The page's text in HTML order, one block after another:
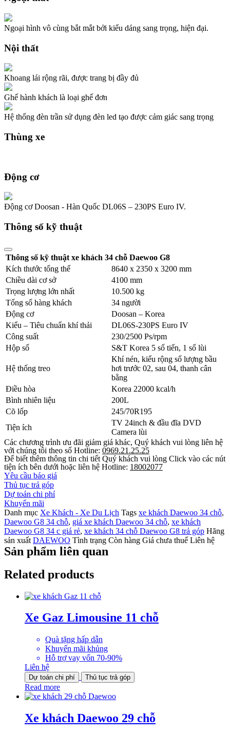
Ngoại hình vô cùng bắt mắt bởi kiểu dáng sang trọng, hiện đại.
Nội thất
Khoang lái rộng rãi, được trang bị đầy đủ
Ghế hành khách là loại ghế đơn
Hệ thống đèn trần sử dụng đèn led tạo được cảm giác sang trọng
Thùng xe
Động cơ
Động cơ Doosan - Hàn Quốc DL06S – 230PS Euro IV.
Thông số kỹ thuật
Thông số kỹ thuật xe khách 34 chỗ Daewoo G8
Kích thước tổng thể
8640 x 2350 x 3200 mm
Chiều dài cơ sở
4100 mm
Trọng lượng lớn nhất
10.500 kg
Tổng số hàng khách
34 người
Động cơ
Doosan – Korea
Kiểu – Tiêu chuẩn khí thải
DL06S-230PS Euro IV
Công suất
230/2500 Ps/rpm
Hộp số
S&T Korea 5 số tiến, 1 số lùi
Hệ thống treo
Khí nén, kiểu rộng số lượng bầu
hơi trước 02, sau 04, thanh cân
bằng
Điều hòa
Korea 22000 kcal/h
Bình nhiên liệu
200L
Cõ lốp
245/70R195
Tiện ích
TV 24inch & đầu đĩa DVD
Camera lùi
Các chương trình ưu đãi giảm giá khác, Quý khách vui lòng liên hệ
với chúng tôi theo số Hotline: 0969.21.25.25
Để biết thêm thông tin chi tiết Quý khách vui lòng Click vào các nút
tiện ích bên dưới hoặc liên hệ Hotline: 18002077
Yêu cầu báo giá
Thủ tục trả góp
Dự toán chi phí
Khuyến mãi
Danh mục Xe Khách - Xe Du Lịch Tags xe khách Daewoo 34 chỗ,
Daewoo G8 34 chỗ, giá xe khách Daewoo 34 chỗ, xe khách
Daewoo G8 34 c giá rẻ, xe khách 34 chỗ Daewoo G8 trả góp Hãng
sản xuất DAEWOO Tình trạng Còn hàng Giá chưa thuế Liên hệ
Sản phẩm liên quan
Related products
Xe Gaz Limousine 11 chỗ
Quà tặng hấp dẫn
Khuyến mãi khủng
Hỗ trợ vay vốn 70-90%
Liên hệ
Dự toán chi phí Thủ tục trả góp
Read more
Xe khách Daewoo 29 chỗ